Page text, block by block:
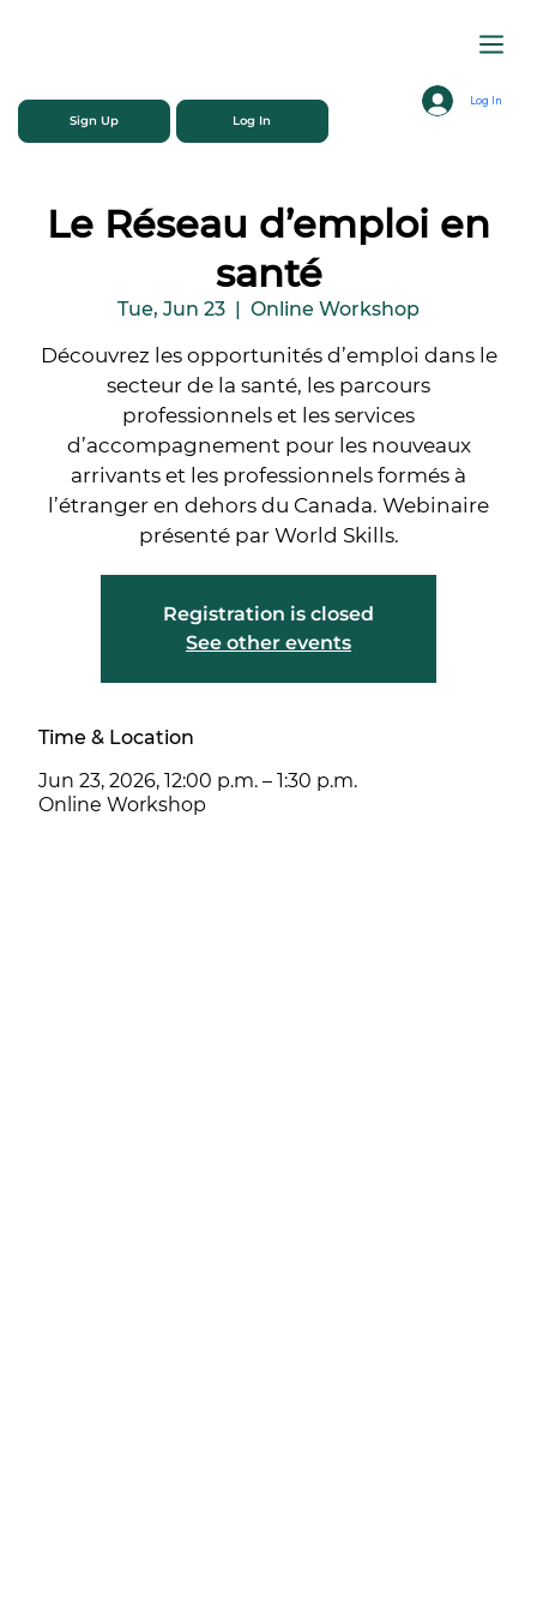
Log In
Sign Up Log In
Le Réseau d’emploi en
santé
Tue, Jun 23
  |
Online Workshop
Découvrez les opportunités d’emploi dans le
secteur de la santé, les parcours
professionnels et les services
d’accompagnement pour les nouveaux
arrivants et les professionnels formés à
l’étranger en dehors du Canada. Webinaire
présenté par World Skills.
Registration is closed
See other events
Time & Location
Jun 23, 2026, 12:00 p.m. – 1:30 p.m.
Online Workshop